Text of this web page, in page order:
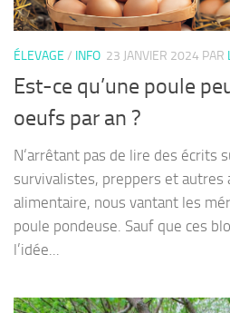
ÉLEVAGE / INFO 23 JANVIER 2024 PAR
Est-ce qu’une poule
oeufs par an ?
N‘arrêtant pas de lire des écrits
survivalistes, preppers et autres
alimentaire, nous vantant les
poule pondeuse. Sauf que ces
l’idée...